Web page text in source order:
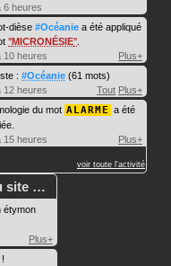
6 heures
dièse #Océanie a été appliqué
MICRONÉSIE
10 heures
Plus+
: #Océanie (61 mots)
12 heures
Tout Plus+
du mot ALARME a été
15 heures
Plus+
voir toute l'activité
site …
étymon
Plus+
!